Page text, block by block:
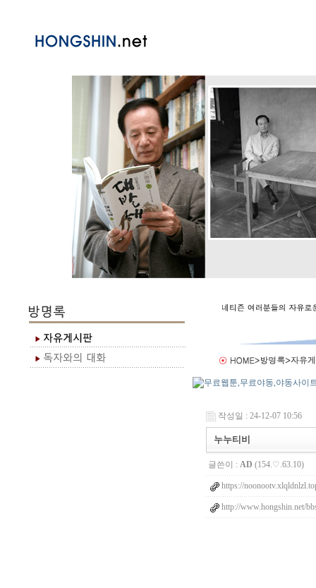
작성일 : 24-12-07 10:56
누누티비
글쓴이 : AD (154.♡.63.10)
https://
http://www.hongshin.net/